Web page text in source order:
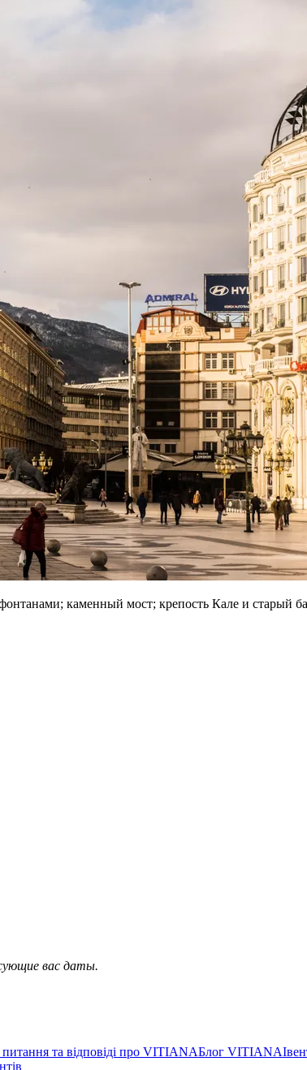
каменный мост; крепость Кале и старый
вас даты.
та відповіді про VITIANAБлог VITIANA